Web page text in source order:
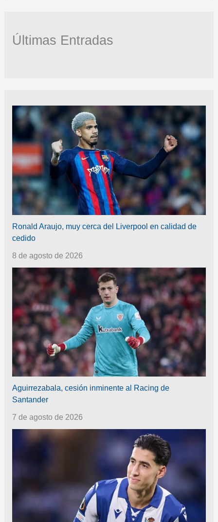
Últimas Entradas
Ronald Araujo, muy cerca del Liverpool en calidad de
cedido
8 de agosto de 2026
Aguirrezabala, cesión inminente al Racing de
Santander
7 de agosto de 2026